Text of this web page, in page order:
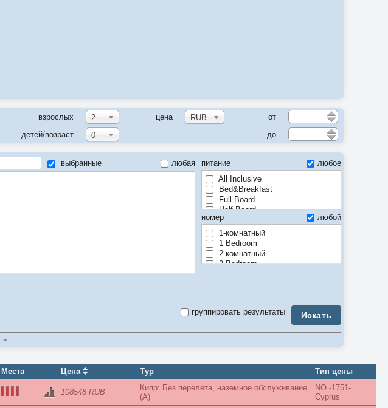
взрослых 2 цена RUB
от
детей/возраст
0 до
выбранные
любая
питание
любое
All Inclusive
Bed&Breakfast
Full Board
Half Board
Room only
номер
любой
1-комнатный
1 Bedroom
2-комнатный
2 Bedroom
5-комнатный
7 Bedroom
Air Conditioner
Anex
Искать
группировать результаты
Места Цена Тур Тип цены
108548 RUB
Кипр: Без перелета, наземное обслуживание
(A)
NO -1751-
Cyprus